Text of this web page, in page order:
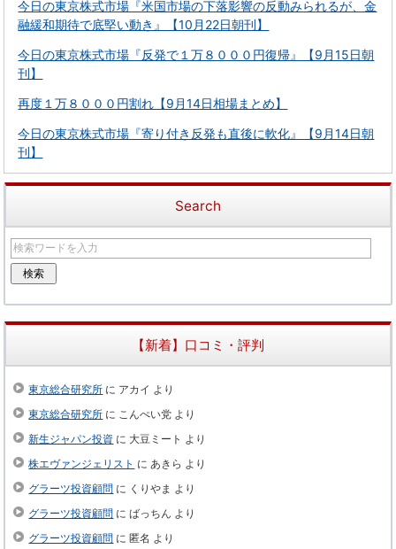
今日の東京株式市場『米国市場の下落影響の反動みられるが、金
融緩和期待で底堅い動き』【10月22日朝刊】
今日の東京株式市場『反発で１万８０００円復帰』【9月15日朝
刊】
再度１万８０００円割れ【9月14日相場まとめ】
今日の東京株式市場『寄り付き反発も直後に軟化』【9月14日朝
刊】
Search
【新着】口コミ・評判
東京総合研究所 に アカイ より
東京総合研究所 に こんぺい党 より
新生ジャパン投資 に 大豆ミート より
株エヴァンジェリスト にあきら より
グラーツ投資顧問 に くりやま より
グラーツ投資顧問 にばっちん より
グラーツ投資顧問 に匿名 より